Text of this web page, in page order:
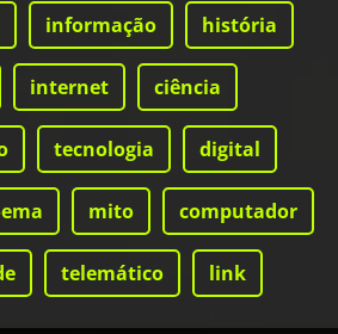
informação história
internet ciência
tecnologia digital
mito computador
telemático link